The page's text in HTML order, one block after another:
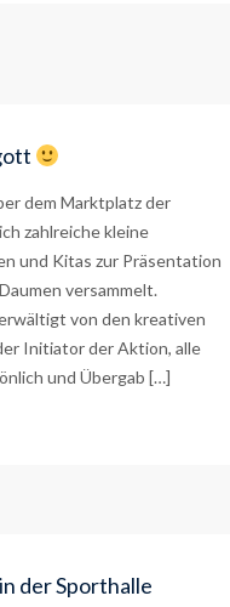
dem Marktplatz der
zahlreiche kleine
und Kitas zur Präsentation
versammelt.
von den kreativen
Initiator der Aktion, alle
und Übergab […]
der Sporthalle